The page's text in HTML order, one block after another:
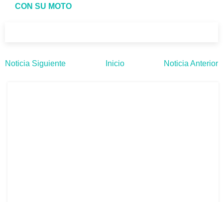
CON SU MOTO
Noticia Siguiente Inicio Noticia Anterior